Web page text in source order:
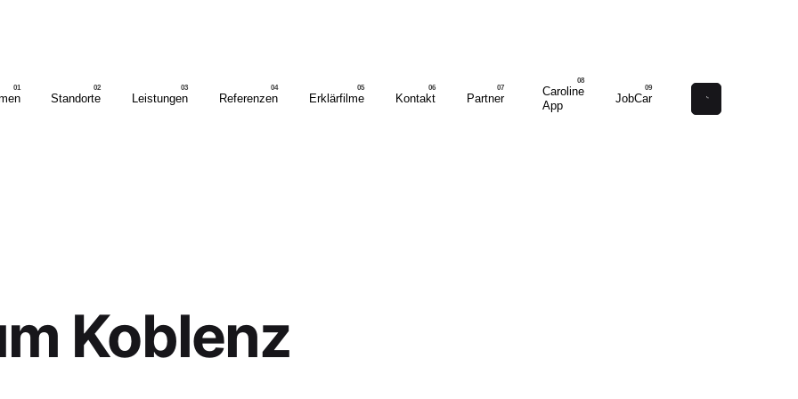
Standorte Leistungen Referenzen Erklärfilme Kontakt Partner
Caroline
App
JobCar
Koblenz